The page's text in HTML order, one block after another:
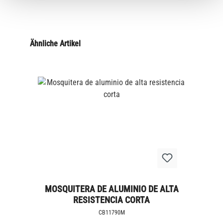
Ähnliche Artikel
MOSQUITERA DE ALUMINIO DE ALTA
RESISTENCIA CORTA
CB11790M